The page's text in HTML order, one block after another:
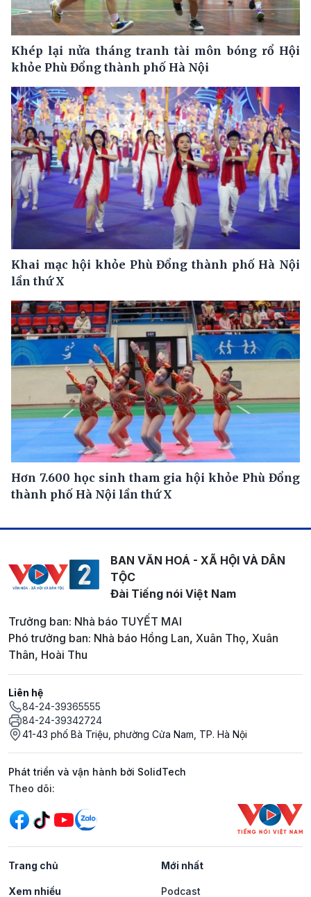
Khép lại nửa tháng tranh tài môn bóng rổ Hội
khỏe Phù Đổng thành phố Hà Nội
Khai mạc hội khỏe Phù Đổng thành phố Hà Nội
lần thứ X
Hơn 7.600 học sinh tham gia hội khỏe Phù Đổng
thành phố Hà Nội lần thứ X
BAN VĂN HOÁ - XÃ HỘI VÀ DÂN
TỘC
Đài Tiếng nói Việt Nam
Trưởng ban: Nhà báo TUYẾT MAI
Phó trưởng ban: Nhà báo Hồng Lan, Xuân Thọ, Xuân
Thân, Hoài Thu
Liên hệ
84-24-39365555
84-24-39342724
41-43 phố Bà Triệu, phường Cửa Nam, TP. Hà Nội
Phát triển và vận hành bởi SolidTech
Mạng xã hội
Theo dõi:
Trang chủ Mới nhất
Xem nhiều Podcast